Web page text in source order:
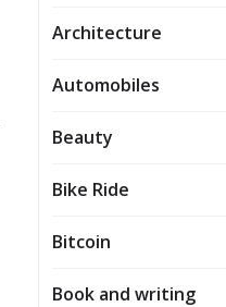
Architecture
Automobiles
Beauty
Bike Ride
Bitcoin
Book and writing